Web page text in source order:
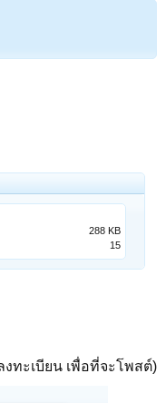
288 KB
15
ทะเบียน เพื่อที่จะโพสต์)